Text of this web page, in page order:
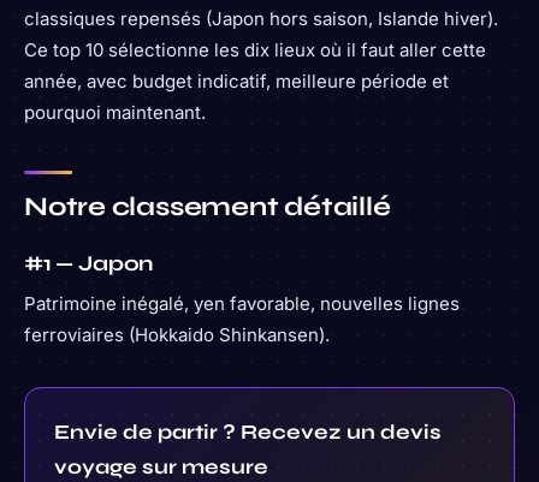
classiques repensés (Japon hors saison, Islande hiver).
Ce top 10 sélectionne les dix lieux où il faut aller cette
année, avec budget indicatif, meilleure période et
pourquoi maintenant.
Notre classement détaillé
#1 — Japon
Patrimoine inégalé, yen favorable, nouvelles lignes
ferroviaires (Hokkaido Shinkansen).
Envie de partir ? Recevez un devis
voyage sur mesure